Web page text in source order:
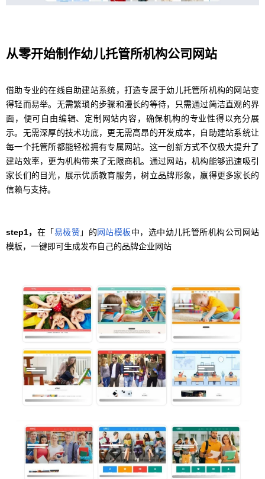
从零开始制作幼儿托管所机构公司网站
借助专业的在线自助建站系统，打造专属于幼儿托管所机构的网站变
得轻而易举。无需繁琐的步骤和漫长的等待，只需通过简洁直观的界
面，便可自由编辑、定制网站内容，确保机构的专业性得以充分展
示。无需深厚的技术功底，更无需高昂的开发成本，自助建站系统让
每一个托管所都能轻松拥有专属网站。这一创新方式不仅极大提升了
建站效率，更为机构带来了无限商机。通过网站，机构能够迅速吸引
家长们的目光，展示优质教育服务，树立品牌形象，赢得更多家长的
信赖与支持。
step1， 在「 易极赞」的网站模板中，选中幼儿托管所机构公司网站
模板，一键即可生成发布自己的品牌企业网站